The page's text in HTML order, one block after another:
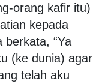
orang kafir itu)
kepada
berkata, “Ya
(ke dunia) agar
telah aku